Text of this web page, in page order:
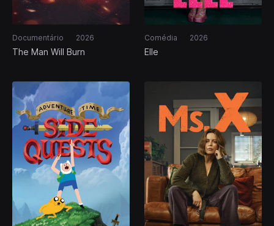
Documentário 2026
The Man Will Burn
Comédia 2026
Elle